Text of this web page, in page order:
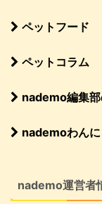
ペットフード
ペットコラム
nademo編集部
nademoわん
nademo運営者